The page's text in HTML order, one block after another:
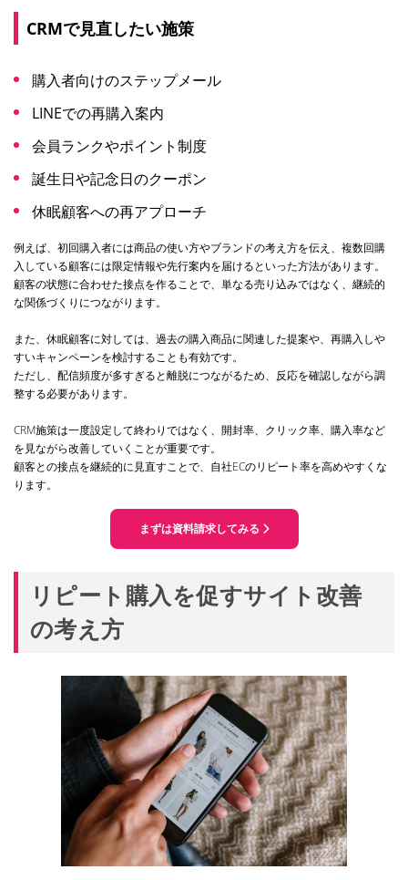
CRMで見直したい施策
購入者向けのステップメール
LINEでの再購入案内
会員ランクやポイント制度
誕生日や記念日のクーポン
休眠顧客への再アプローチ
例えば、初回購入者には商品の使い方やブランドの考え方を伝え、複数回購
入している顧客には限定情報や先行案内を届けるといった方法があります。
顧客の状態に合わせた接点を作ることで、単なる売り込みではなく、継続的
な関係づくりにつながります。
また、休眠顧客に対しては、過去の購入商品に関連した提案や、再購入しや
すいキャンペーンを検討することも有効です。
ただし、配信頻度が多すぎると離脱につながるため、反応を確認しながら調
整する必要があります。
CRM施策は一度設定して終わりではなく、開封率、クリック率、購入率など
を見ながら改善していくことが重要です。
顧客との接点を継続的に見直すことで、自社ECのリピート率を高めやすくな
ります。
まずは資料請求してみる
リピート購入を促すサイト改善
の考え方